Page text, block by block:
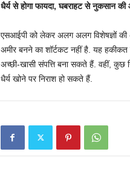
धैर्य से होगा फायदा,घबराहट से नुकसान की
एसआईपी को लेकर अलग अलग विशेषज्ञों की
अमीर बनने का शॉर्टकट नहीं है. यह
अच्छी-खासी संपत्ति बना सकते हैं. वहीं, कुछ
धैर्य खोने पर निराश हो सकते हैं.